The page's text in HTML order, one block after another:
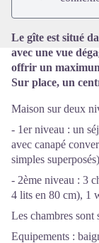
Le gîte est situé
avec une vue
offrir un
Sur place, un
Maison sur deux
- 1er niveau : un
avec canapé
simples
- 2ème niveau : 3
4 lits en 80 cm), 1
Les chambres sont
Equipements :